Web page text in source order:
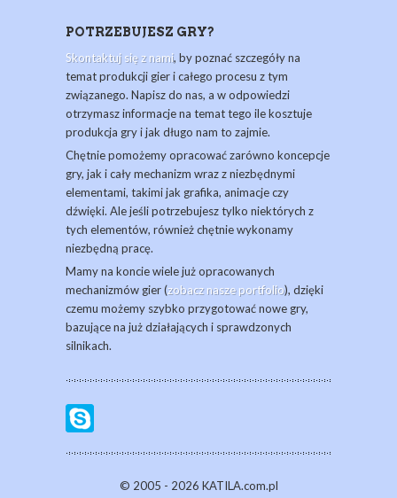
POTRZEBUJESZ GRY?
Skontaktuj się z nami, by poznać szczegóły na
temat produkcji gier i całego procesu z tym
związanego. Napisz do nas, a w odpowiedzi
otrzymasz informacje na temat tego ile kosztuje
produkcja gry i jak długo nam to zajmie.
Chętnie pomożemy opracować zarówno koncepcje
gry, jak i cały mechanizm wraz z niezbędnymi
elementami, takimi jak grafika, animacje czy
dźwięki. Ale jeśli potrzebujesz tylko niektórych z
tych elementów, również chętnie wykonamy
niezbędną pracę.
Mamy na koncie wiele już opracowanych
mechanizmów gier (zobacz nasze portfolio), dzięki
czemu możemy szybko przygotować nowe gry,
bazujące na już działających i sprawdzonych
silnikach.
© 2005 - 2026 KATILA.com.pl